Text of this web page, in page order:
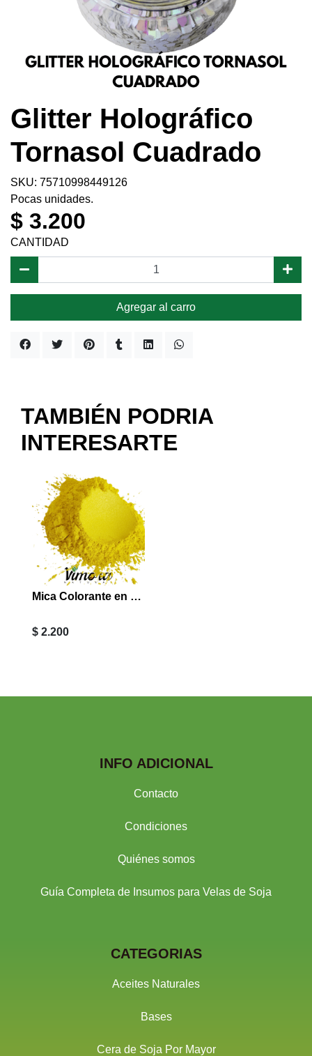
Glitter Holográfico
Tornasol Cuadrado
SKU: 75710998449126
Pocas unidades.
$ 3.200
CANTIDAD
Agregar al carro
TAMBIÉN PODRIA
INTERESARTE
Mica Colorante en Polvo Amarillo 5 grs
$ 2.200
INFO ADICIONAL
Contacto
Condiciones
Quiénes somos
Guía Completa de Insumos para Velas de Soja
CATEGORIAS
Aceites Naturales
Bases
Cera de Soja Por Mayor